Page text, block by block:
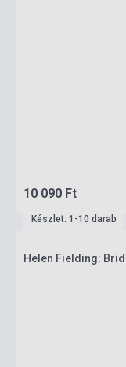
10 090 Ft
Készlet: 1-10 darab
Helen Fielding: